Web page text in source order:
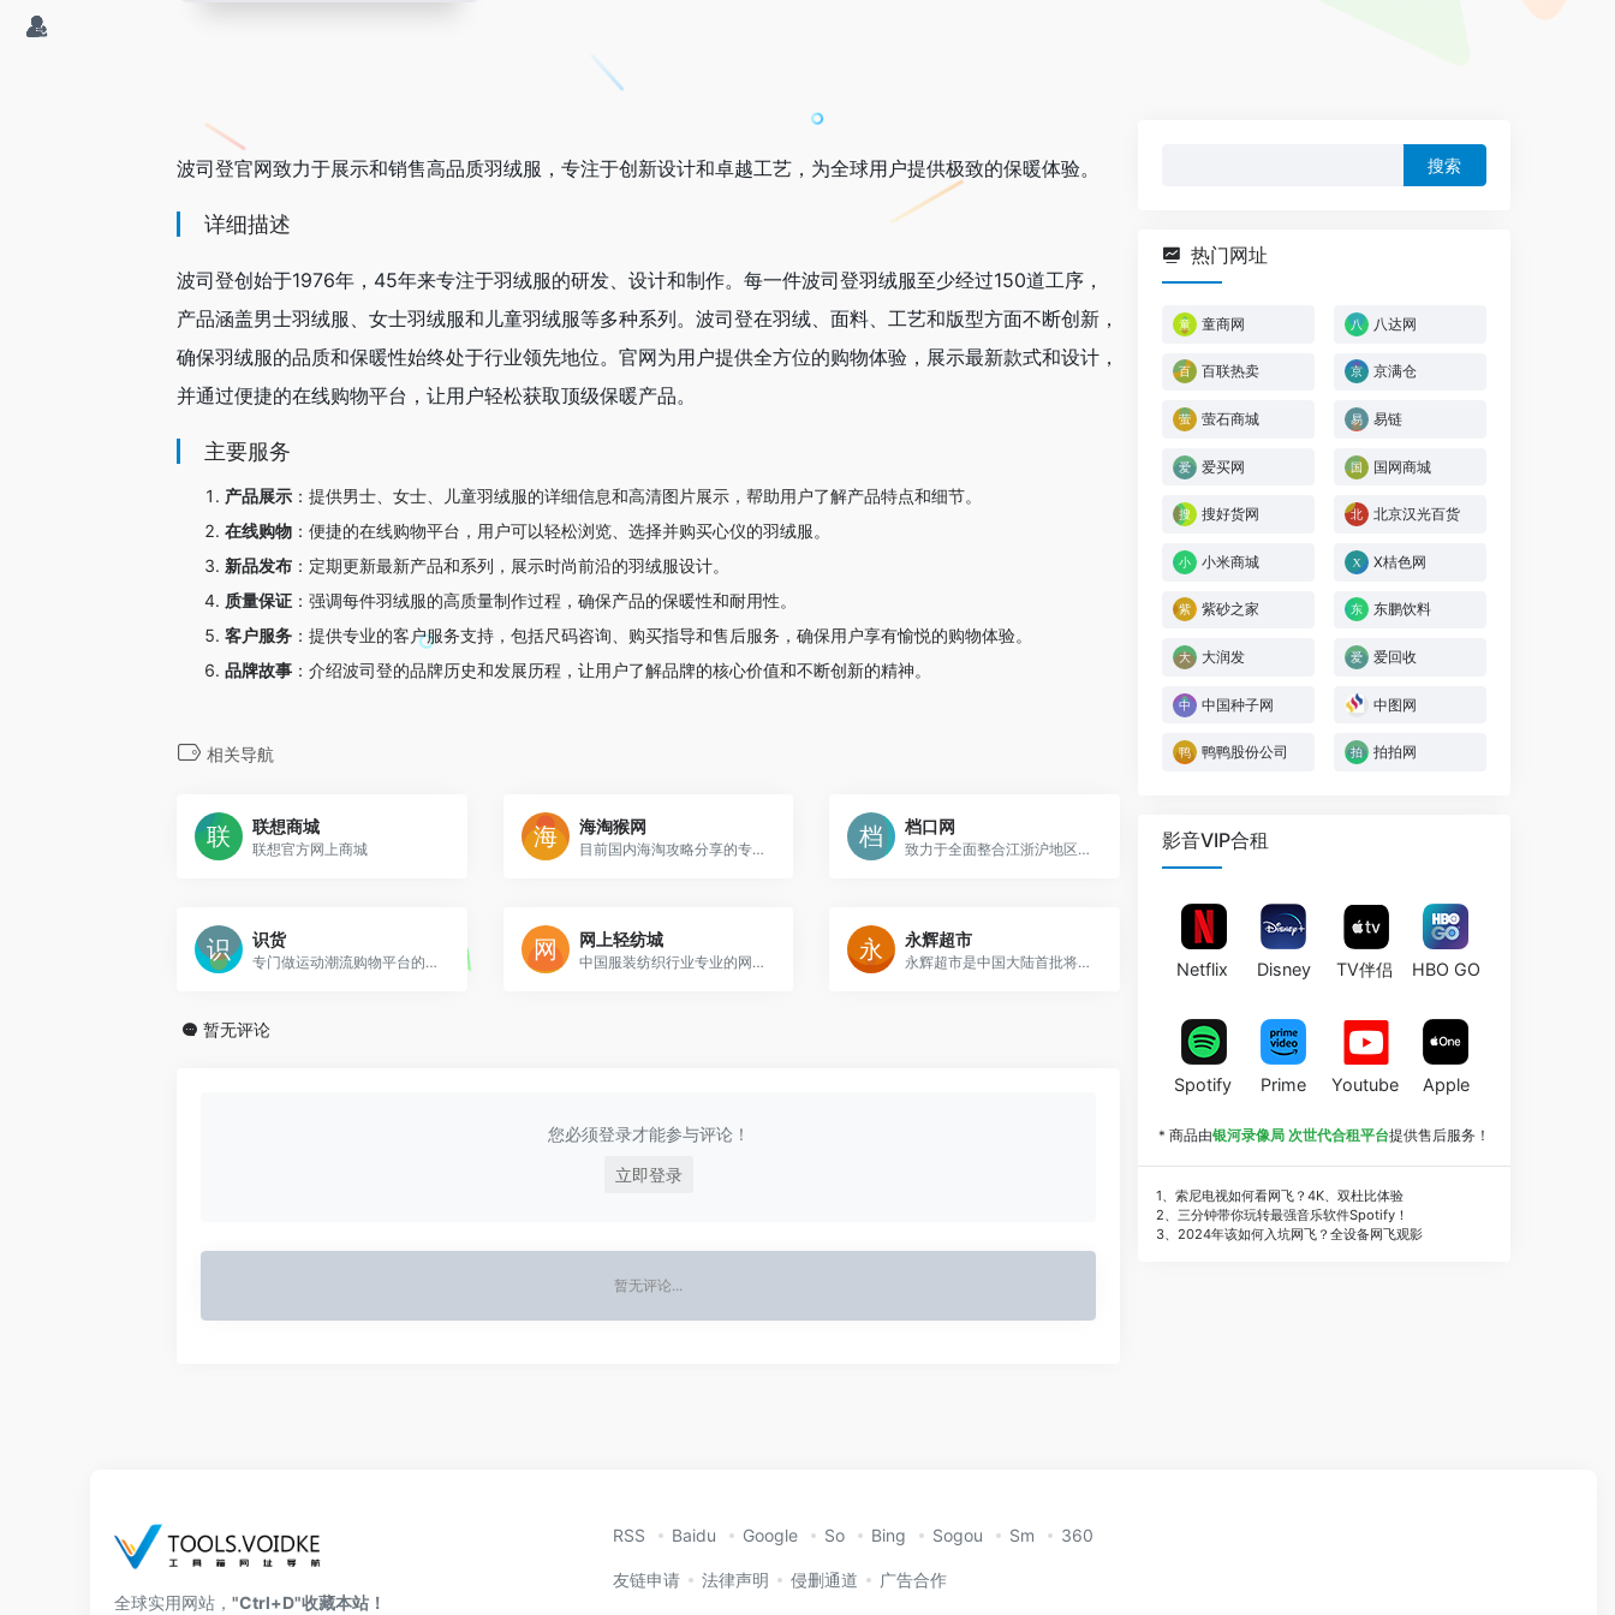
波司登官网致力于展示和销售高品质羽绒服，专注于创新设计和卓越工艺，为全球用户提供极致的保暖体验。
详细描述
波司登创始于1976年，45年来专注于羽绒服的研发、设计和制作。每一件波司登羽绒服至少经过150道工序，
产品涵盖男士羽绒服、女士羽绒服和儿童羽绒服等多种系列。波司登在羽绒、面料、工艺和版型方面不断创新，
确保羽绒服的品质和保暖性始终处于行业领先地位。官网为用户提供全方位的购物体验，展示最新款式和设计，
并通过便捷的在线购物平台，让用户轻松获取顶级保暖产品。
主要服务
产品展示 ： 提供男士、女士、儿童羽绒服的详细信息和高清图片展示，帮助用户了解产品特点和细节。
在线购物 ： 便捷的在线购物平台，用户可以轻松浏览、选择并购买心仪的羽绒服。
新品发布 ： 定期更新最新产品和系列，展示时尚前沿的羽绒服设计。
质量保证 ： 强调每件羽绒服的高质量制作过程，确保产品的保暖性和耐用性。
客户服务 ： 提供专业的客户服务支持，包括尺码咨询、购买指导和售后服务，确保用户享有愉悦的购物体验。
品牌故事 ： 介绍波司登的品牌历史和发展历程，让用户了解品牌的核心价值和不断创新的精神。
相关导航
联想商城
联想官方网上商城
海淘猴网
目前国内海淘攻略分享的专业门户平台
档口网
致力于全面整合江浙沪地区丰富的服装资源
识货
专门做运动潮流购物平台的网站
网上轻纺城
中国服装纺织行业专业的网上纺织品交易平台
永辉超市
永辉超市是中国大陆首批将生鲜农产品引进现代超市的流通企业之一
暂无评论
您必须登录才能参与评论！
立即登录
暂无评论...
热门网址
童商网 八达网
百联热卖 京满仓
萤石商城 易链
爱买网 国网商城
搜好货网 北京汉光百货
小米商城 X桔色网
紫砂之家 东鹏饮料
大润发 爱回收
中国种子网 中图网
鸭鸭股份公司 拍拍网
影音VIP合租
Netflix Disney TV伴侣 HBO GO
Spotify Prime Youtube Apple
* 商品由银河录像局 次世代合租平台提供售后服务！
1、索尼电视如何看网飞？4K、双杜比体验
2、三分钟带你玩转最强音乐软件Spotify！
3、2024年该如何入坑网飞？全设备网飞观影
全球实用网站， "Ctrl+D"收藏本站！
RSS Baidu Google So Bing Sogou Sm 360
友链申请 法律声明 侵删通道 广告合作